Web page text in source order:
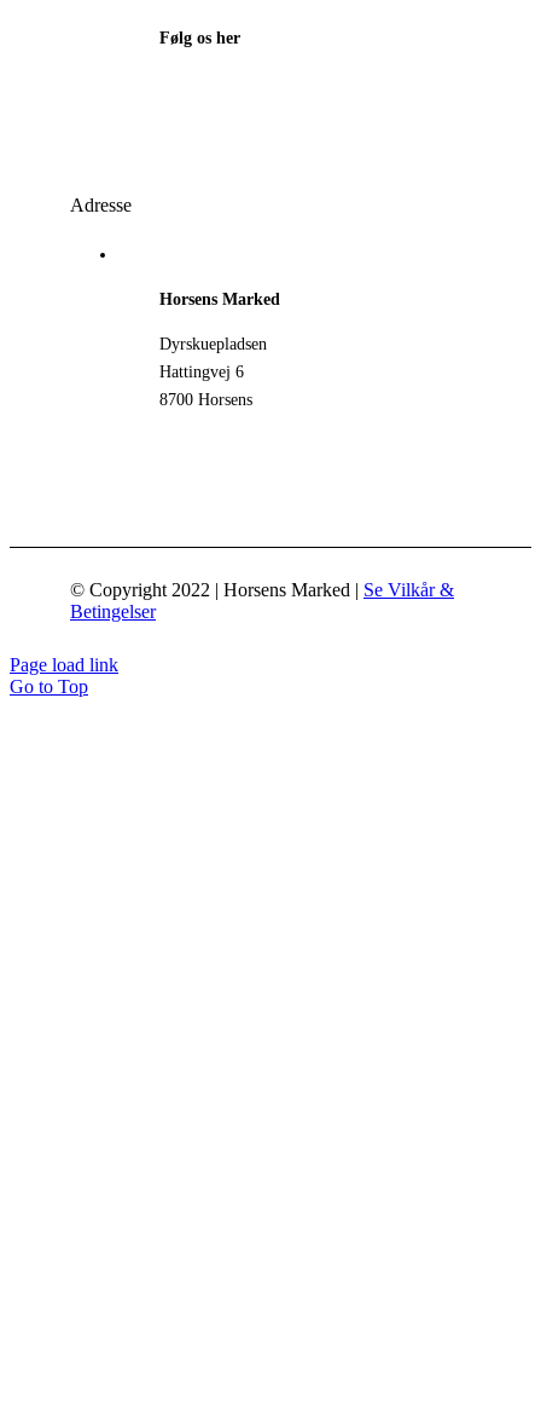
Følg os her
Adresse
Horsens Marked
Dyrskuepladsen
Hattingvej 6
8700 Horsens
© Copyright 2022 | Horsens Marked | Se Vilkår &
Betingelser
Page load link
Go to Top